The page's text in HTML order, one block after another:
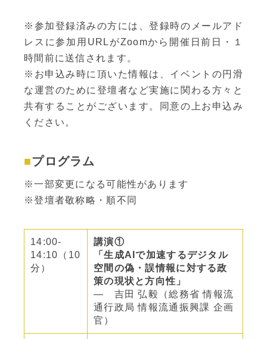
※参加登録済みの方には、登録時のメールアド
レスに参加用URLがZoomから開催日前日・１
時間前に送信されます。
※お申込み時に頂いた情報は、イベントの円滑
な運営のために登壇者など実施に関わる方々と
共有することがございます。同意の上お申込み
ください。
プログラム
※一部変更になる可能性があります
※登壇者敬称略・順不同
14:00-
14:10（10
分）
講演①
「生成AIで加速するデジタル
空間の偽・誤情報に対する政
策の現状と方向性」
― 吉田 弘毅（総務省 情報流
通行政局 情報流通振興課 企画
官）